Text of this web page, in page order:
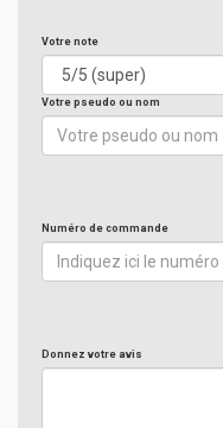
Votre note
Votre pseudo ou nom
Numéro de commande
Donnez votre avis